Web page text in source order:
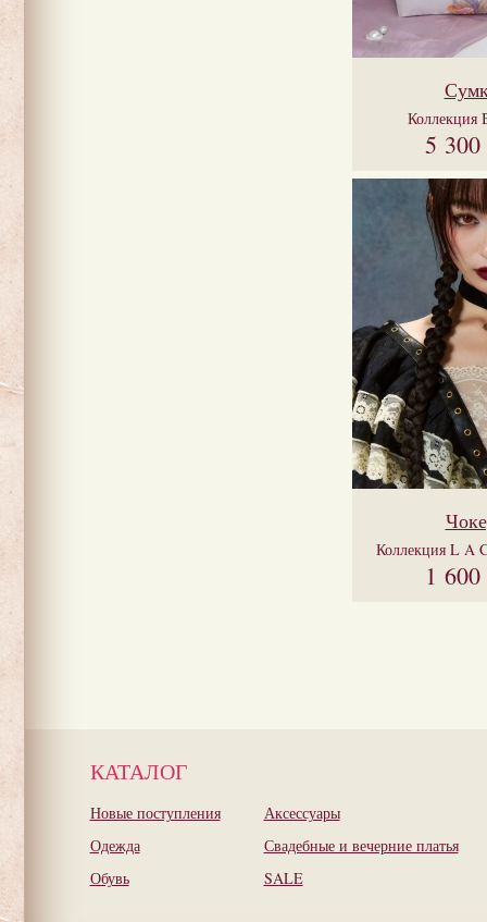
Коллекция
5 300
Коллекция L A
1 600
КАТАЛОГ
Новые поступления
Одежда
Обувь
Аксессуары
Свадебные и вечерние платья
SALE